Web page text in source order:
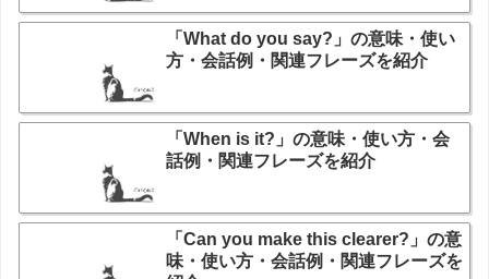
「What do you say?」の意味・使い
方・会話例・関連フレーズを紹介
「When is it?」の意味・使い方・会
話例・関連フレーズを紹介
「Can you make this clearer?」の意
味・使い方・会話例・関連フレーズを